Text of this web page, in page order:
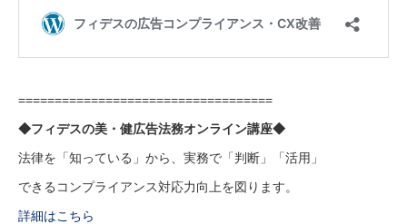
===================================
◆フィデスの美・健広告法務オンライン講座◆
法律を「知っている」から、実務で「判断」「活用」
できるコンプライアンス対応力向上を図ります。
詳細はこちら